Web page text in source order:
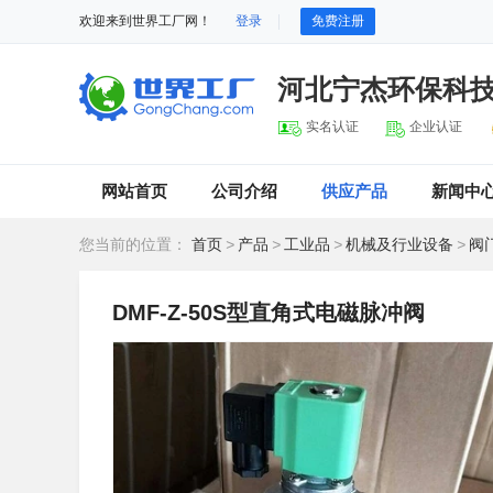
欢迎来到世界工厂网！ 登录 免费注册
河北宁杰环保科
实名认证 企业认证
网站首页 公司介绍 供应产品 新闻中
您当前的位置： 首页 > 产品 > 工业品 >机械及行业设备 > 阀
DMF-Z-50S型直角式电磁脉冲阀